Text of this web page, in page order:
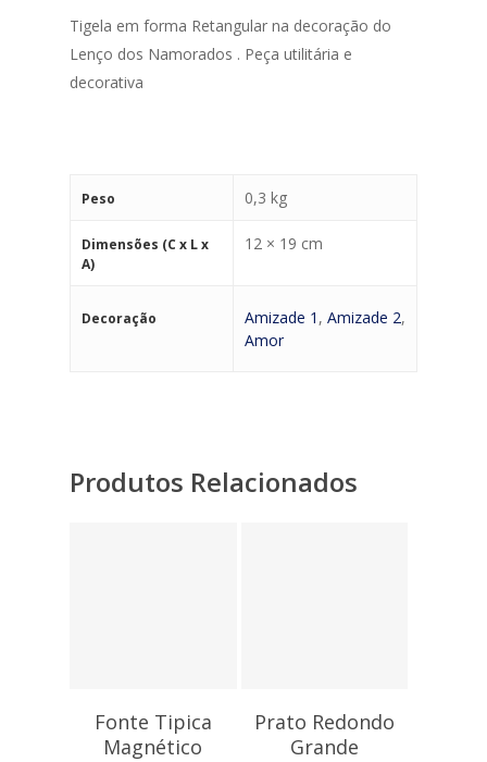
Tigela em forma Retangular na decoração do
Lenço dos Namorados . Peça utilitária e
decorativa
Peso 0,3 kg
Dimensões (C x L x
A)
12 × 19 cm
Decoração Amizade 1 , Amizade 2,
Amor
Produtos Relacionados
Fonte Tipica
Magnético
Prato Redondo
Grande